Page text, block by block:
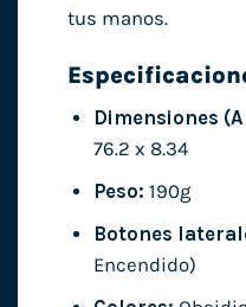
tus manos.
Dimensiones
76.2 x 8.34
Peso: 190g
Botones
Encendido)